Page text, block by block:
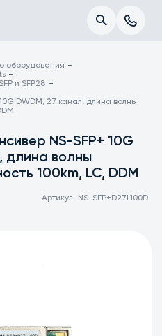
оборудования
и SFP28
DWDM, 27 канал, длина волны
NS-SFP+ 10G
длина волны
100km, LC, DDM
Артикул: NS-SFP+D27L100D